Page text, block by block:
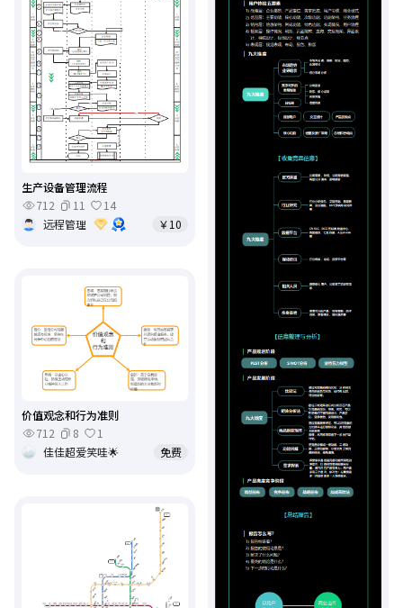
生产设备管理流程
712
11
14
远程管理
￥10
价值观念和行为准则
712
8
1
佳佳超爱笑哇🌟
免费